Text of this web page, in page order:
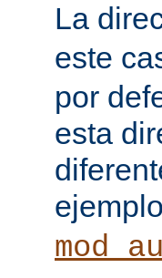
La
este
por
esta
ejemplo